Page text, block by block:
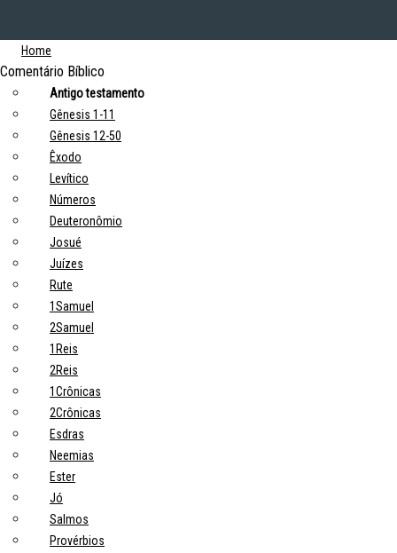
Home
Comentário Bíblico
Antigo testamento
Gênesis 1-11
Gênesis 12-50
Êxodo
Levítico
Números
Deuteronômio
Josué
Juízes
Rute
1Samuel
2Samuel
1Reis
2Reis
1Crônicas
2Crônicas
Esdras
Neemias
Ester
Jó
Salmos
Provérbios